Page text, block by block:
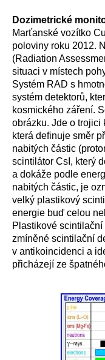
Dozimetrické
Marťanské vozítko
poloviny roku 2012.
(Radiation
situaci v místech
Systém RAD s
systém detektorů,
kosmického záření.
obrázku. Jde o trojici
která definuje směr
nabitých částic
scintilátor CsI, který
a dokáže podle
nabitých částic, je
velký plastikový
energie buď celou
Plastikové
zmíněné scintilační
v antikoincidenci a
přicházejí ze